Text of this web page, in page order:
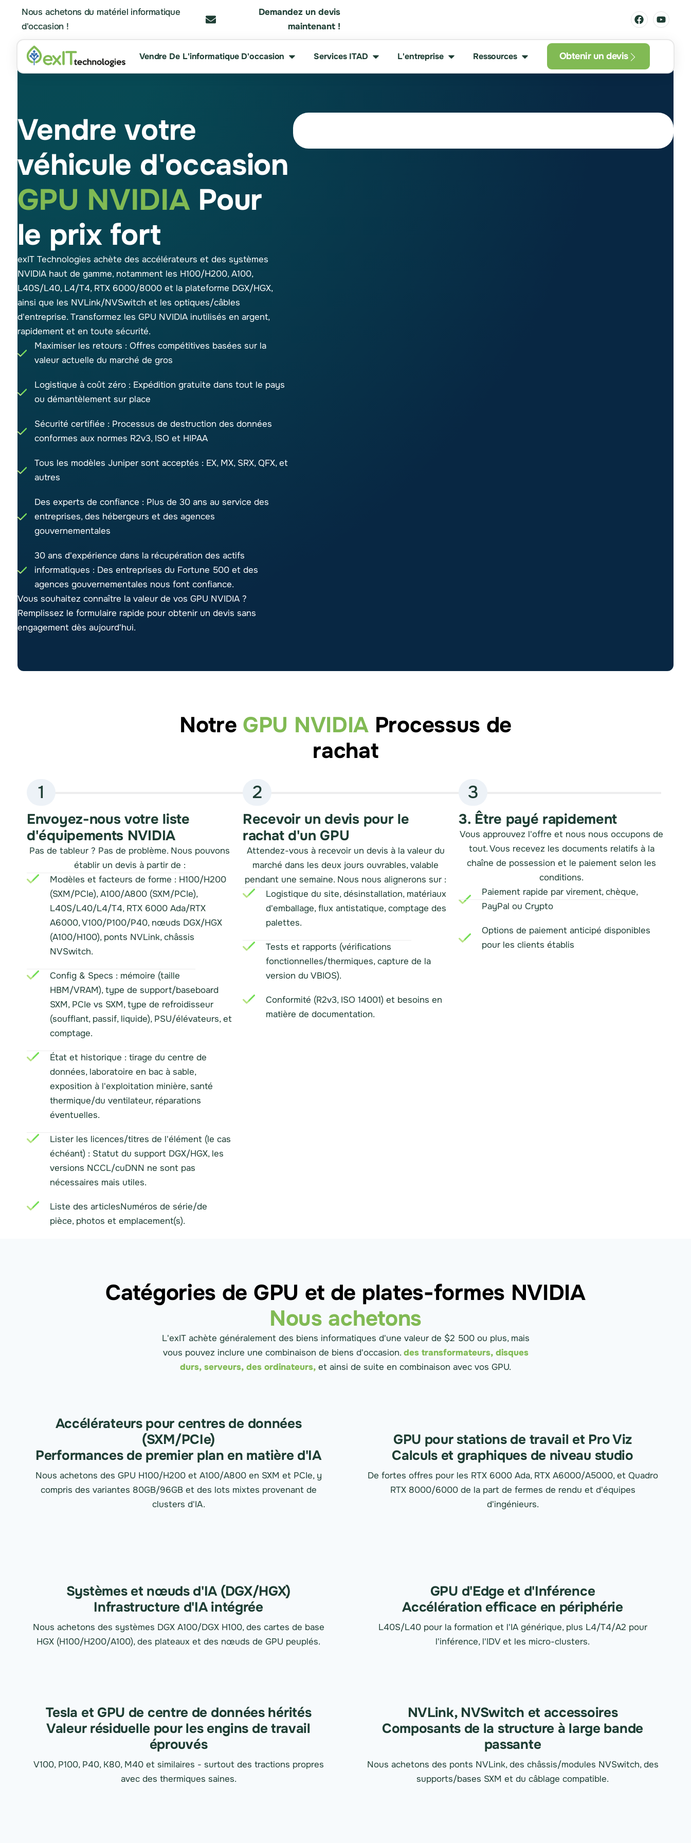
Nous achetons du matériel informatique
d'occasion !
Demandez un devis
maintenant !
Vendre De L'informatique D'occasion Services ITAD L'entreprise Ressources Obtenir un devis
Vendre votre
véhicule d'occasion
GPU NVIDIA Pour
le prix fort
exIT Technologies achète des accélérateurs et des systèmes
NVIDIA haut de gamme, notamment les H100/H200, A100,
L40S/L40, L4/T4, RTX 6000/8000 et la plateforme DGX/HGX,
ainsi que les NVLink/NVSwitch et les optiques/câbles
d'entreprise. Transformez les GPU NVIDIA inutilisés en argent,
rapidement et en toute sécurité.
Maximiser les retours : Offres compétitives basées sur la
valeur actuelle du marché de gros
Logistique à coût zéro : Expédition gratuite dans tout le pays
ou démantèlement sur place
Sécurité certifiée : Processus de destruction des données
conformes aux normes R2v3, ISO et HIPAA
Tous les modèles Juniper sont acceptés : EX, MX, SRX, QFX, et
autres
Des experts de confiance : Plus de 30 ans au service des
entreprises, des hébergeurs et des agences
gouvernementales
30 ans d'expérience dans la récupération des actifs
informatiques : Des entreprises du Fortune 500 et des
agences gouvernementales nous font confiance.
Vous souhaitez connaître la valeur de vos GPU NVIDIA ?
Remplissez le formulaire rapide pour obtenir un devis sans
engagement dès aujourd'hui.
Notre GPU NVIDIA Processus de
rachat
1
Envoyez-nous votre liste
d'équipements NVIDIA
Pas de tableur ? Pas de problème. Nous pouvons
établir un devis à partir de :
Modèles et facteurs de forme : H100/H200
(SXM/PCIe), A100/A800 (SXM/PCIe),
L40S/L40/L4/T4, RTX 6000 Ada/RTX
A6000, V100/P100/P40, nœuds DGX/HGX
(A100/H100), ponts NVLink, châssis
NVSwitch.
Config & Specs : mémoire (taille
HBM/VRAM), type de support/baseboard
SXM, PCIe vs SXM, type de refroidisseur
(soufflant, passif, liquide), PSU/élévateurs, et
comptage.
État et historique : tirage du centre de
données, laboratoire en bac à sable,
exposition à l'exploitation minière, santé
thermique/du ventilateur, réparations
éventuelles.
Lister les licences/titres de l'élément (le cas
échéant) : Statut du support DGX/HGX, les
versions NCCL/cuDNN ne sont pas
nécessaires mais utiles.
Liste des articlesNuméros de série/de
pièce, photos et emplacement(s).
2
Recevoir un devis pour le
rachat d'un GPU
Attendez-vous à recevoir un devis à la valeur du
marché dans les deux jours ouvrables, valable
pendant une semaine. Nous nous alignerons sur :
Logistique du site, désinstallation, matériaux
d'emballage, flux antistatique, comptage des
palettes.
Tests et rapports (vérifications
fonctionnelles/thermiques, capture de la
version du VBIOS).
Conformité (R2v3, ISO 14001) et besoins en
matière de documentation.
3
3. Être payé rapidement
Vous approuvez l'offre et nous nous occupons de
tout. Vous recevez les documents relatifs à la
chaîne de possession et le paiement selon les
conditions.
Paiement rapide par virement, chèque,
PayPal ou Crypto
Options de paiement anticipé disponibles
pour les clients établis
Catégories de GPU et de plates-formes NVIDIA
Nous achetons
L'exIT achète généralement des biens informatiques d'une valeur de $2 500 ou plus, mais
vous pouvez inclure une combinaison de biens d'occasion. des transformateurs, disques
durs, serveurs, des ordinateurs, et ainsi de suite en combinaison avec vos GPU.
Performances de premier plan en matière d'IA
Nous achetons des GPU H100/H200 et A100/A800 en SXM et PCIe, y
compris des variantes 80GB/96GB et des lots mixtes provenant de
clusters d'IA.
Accélérateurs pour centres de données
(SXM/PCIe)
Calculs et graphiques de niveau studio
De fortes offres pour les RTX 6000 Ada, RTX A6000/A5000, et Quadro
RTX 8000/6000 de la part de fermes de rendu et d'équipes
d'ingénieurs.
GPU pour stations de travail et Pro Viz
Infrastructure d'IA intégrée
Nous achetons des systèmes DGX A100/DGX H100, des cartes de base
HGX (H100/H200/A100), des plateaux et des nœuds de GPU peuplés.
Systèmes et nœuds d'IA (DGX/HGX)
Accélération efficace en périphérie
L40S/L40 pour la formation et l'IA générique, plus L4/T4/A2 pour
l'inférence, l'IDV et les micro-clusters.
GPU d'Edge et d'Inférence
Valeur résiduelle pour les engins de travail
éprouvés
V100, P100, P40, K80, M40 et similaires - surtout des tractions propres
avec des thermiques saines.
Tesla et GPU de centre de données hérités
Composants de la structure à large bande
passante
Nous achetons des ponts NVLink, des châssis/modules NVSwitch, des
supports/bases SXM et du câblage compatible.
NVLink, NVSwitch et accessoires